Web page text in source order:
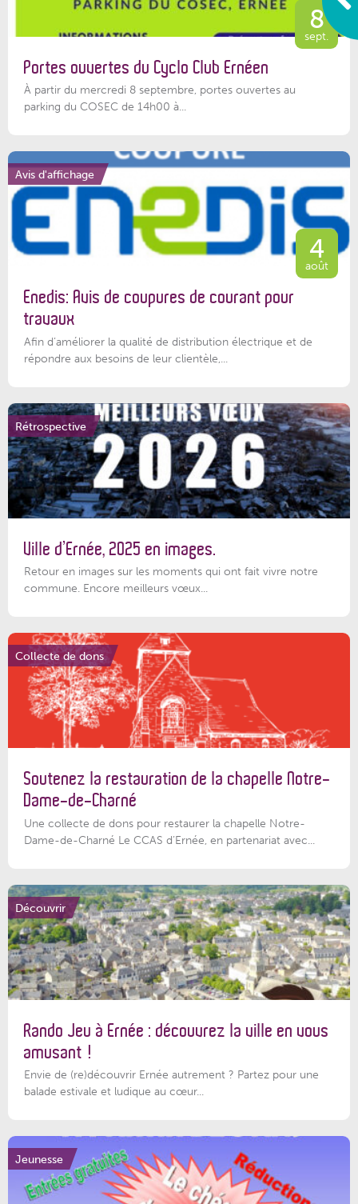
8
sept.
Portes ouvertes du Cyclo Club Ernéen
À partir du mercredi 8 septembre, portes ouvertes au
parking du COSEC de 14h00 à...
Avis d'affichage
4
août
Enedis: Avis de coupures de courant pour
travaux
Afin d’améliorer la qualité de distribution électrique et de
répondre aux besoins de leur clientèle,...
Rétrospective
Ville d’Ernée, 2025 en images.
Retour en images sur les moments qui ont fait vivre notre
commune. Encore meilleurs vœux...
Collecte de dons
Soutenez la restauration de la chapelle Notre-
Dame-de-Charné
Une collecte de dons pour restaurer la chapelle Notre-
Dame-de-Charné Le CCAS d’Ernée, en partenariat avec...
Découvrir
Rando Jeu à Ernée : découvrez la ville en vous
amusant !
Envie de (re)découvrir Ernée autrement ? Partez pour une
balade estivale et ludique au cœur...
Jeunesse